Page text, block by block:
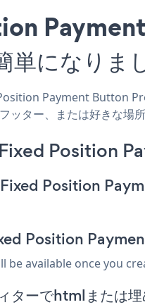
単になりま
Payment Button
ッター、または好きな場
Position
Position
Position
be available once you
ターでhtmlまたは